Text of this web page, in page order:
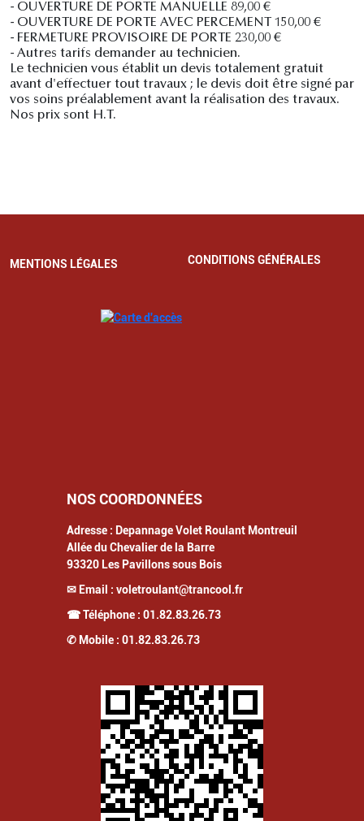
- OUVERTURE DE PORTE MANUELLE 89,00 €
- OUVERTURE DE PORTE AVEC PERCEMENT 150,00 €
- FERMETURE PROVISOIRE DE PORTE 230,00 €
- Autres tarifs demander au technicien.
Le technicien vous établit un devis totalement gratuit
avant d'effectuer tout travaux ; le devis doit être signé par
vos soins préalablement avant la réalisation des travaux.
Nos prix sont H.T.
MENTIONS LÉGALES CONDITIONS GÉNÉRALES
NOS COORDONNÉES
Adresse : Depannage Volet Roulant Montreuil
Allée du Chevalier de la Barre
93320 Les Pavillons sous Bois
✉ Email : voletroulant@trancool.fr
☎ Téléphone : 01.82.83.26.73
✆ Mobile : 01.82.83.26.73